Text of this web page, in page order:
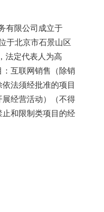
有限公司成立于
于北京市石景山区
法定代表人为高
互联网销售（除销
法须经批准的项目
经营活动）（不得
和限制类项目的经